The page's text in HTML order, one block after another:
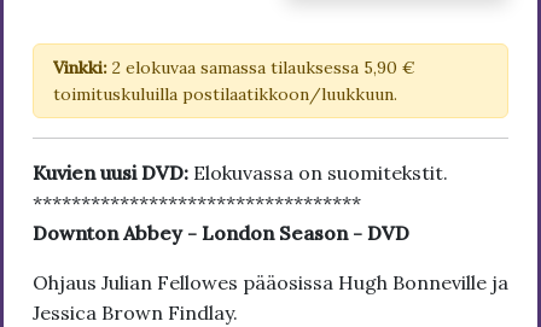
Vinkki: 2 elokuvaa samassa tilauksessa 5,90 €
toimituskuluilla postilaatikkoon/luukkuun.
Kuvien uusi DVD: Elokuvassa on suomitekstit.
**********************************
Downton Abbey - London Season - DVD
Ohjaus Julian Fellowes pääosissa Hugh Bonneville ja
Jessica Brown Findlay.